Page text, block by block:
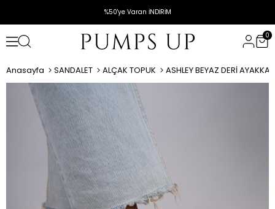
%50'ye Varan İNDİRİM
0
Anasayfa SANDALET ALÇAK TOPUK ASHLEY BEYAZ DERİ